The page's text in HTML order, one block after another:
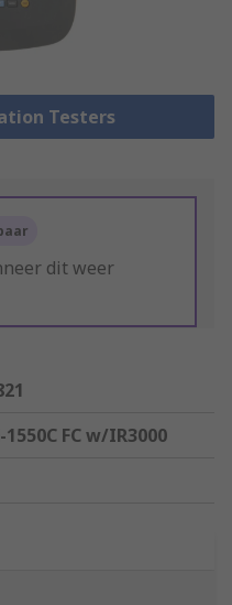
Testers
dit weer
1550C FC w/IR3000